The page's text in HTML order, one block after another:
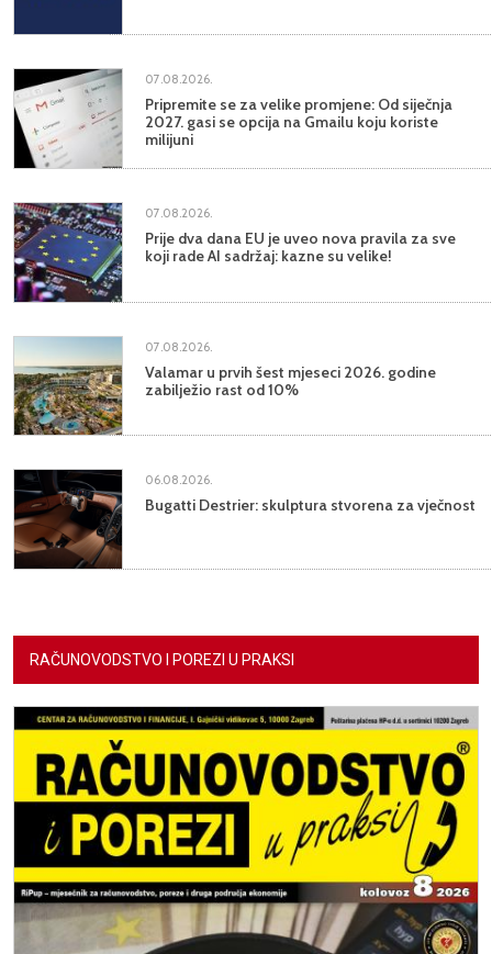
07.08.2026.
Pripremite se za velike promjene: Od siječnja
2027. gasi se opcija na Gmailu koju koriste
milijuni
07.08.2026.
Prije dva dana EU je uveo nova pravila za sve
koji rade AI sadržaj: kazne su velike!
07.08.2026.
Valamar u prvih šest mjeseci 2026. godine
zabilježio rast od 10%
06.08.2026.
Bugatti Destrier: skulptura stvorena za vječnost
RAČUNOVODSTVO I POREZI U PRAKSI